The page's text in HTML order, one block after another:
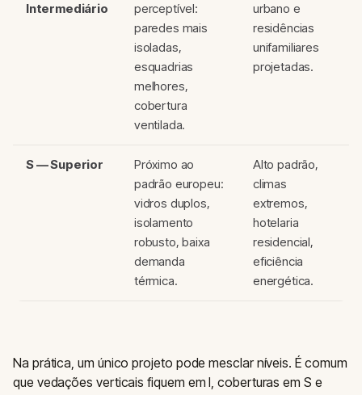
Intermediário
perceptível:
paredes mais
isoladas,
esquadrias
melhores,
cobertura
ventilada.
urbano e
residências
unifamiliares
projetadas.
S — Superior
Próximo ao
padrão europeu:
vidros duplos,
isolamento
robusto, baixa
demanda
térmica.
Alto padrão,
climas
extremos,
hotelaria
residencial,
eficiência
energética.
Na prática, um único projeto pode mesclar níveis. É comum
que vedações verticais fiquem em I, coberturas em S e